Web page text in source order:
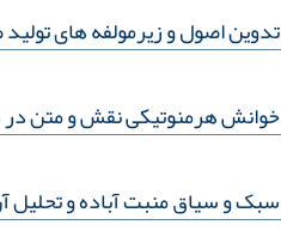
تدوین اصول و زیرمولفه های
خوانش هرمنوتیکی نقش و متن در
سبک و سیاق منبت آباده و